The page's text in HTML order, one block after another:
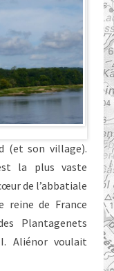
(et son village).
la plus vaste
de l’abbatiale
reine de France
Plantagenets
Aliénor voulait